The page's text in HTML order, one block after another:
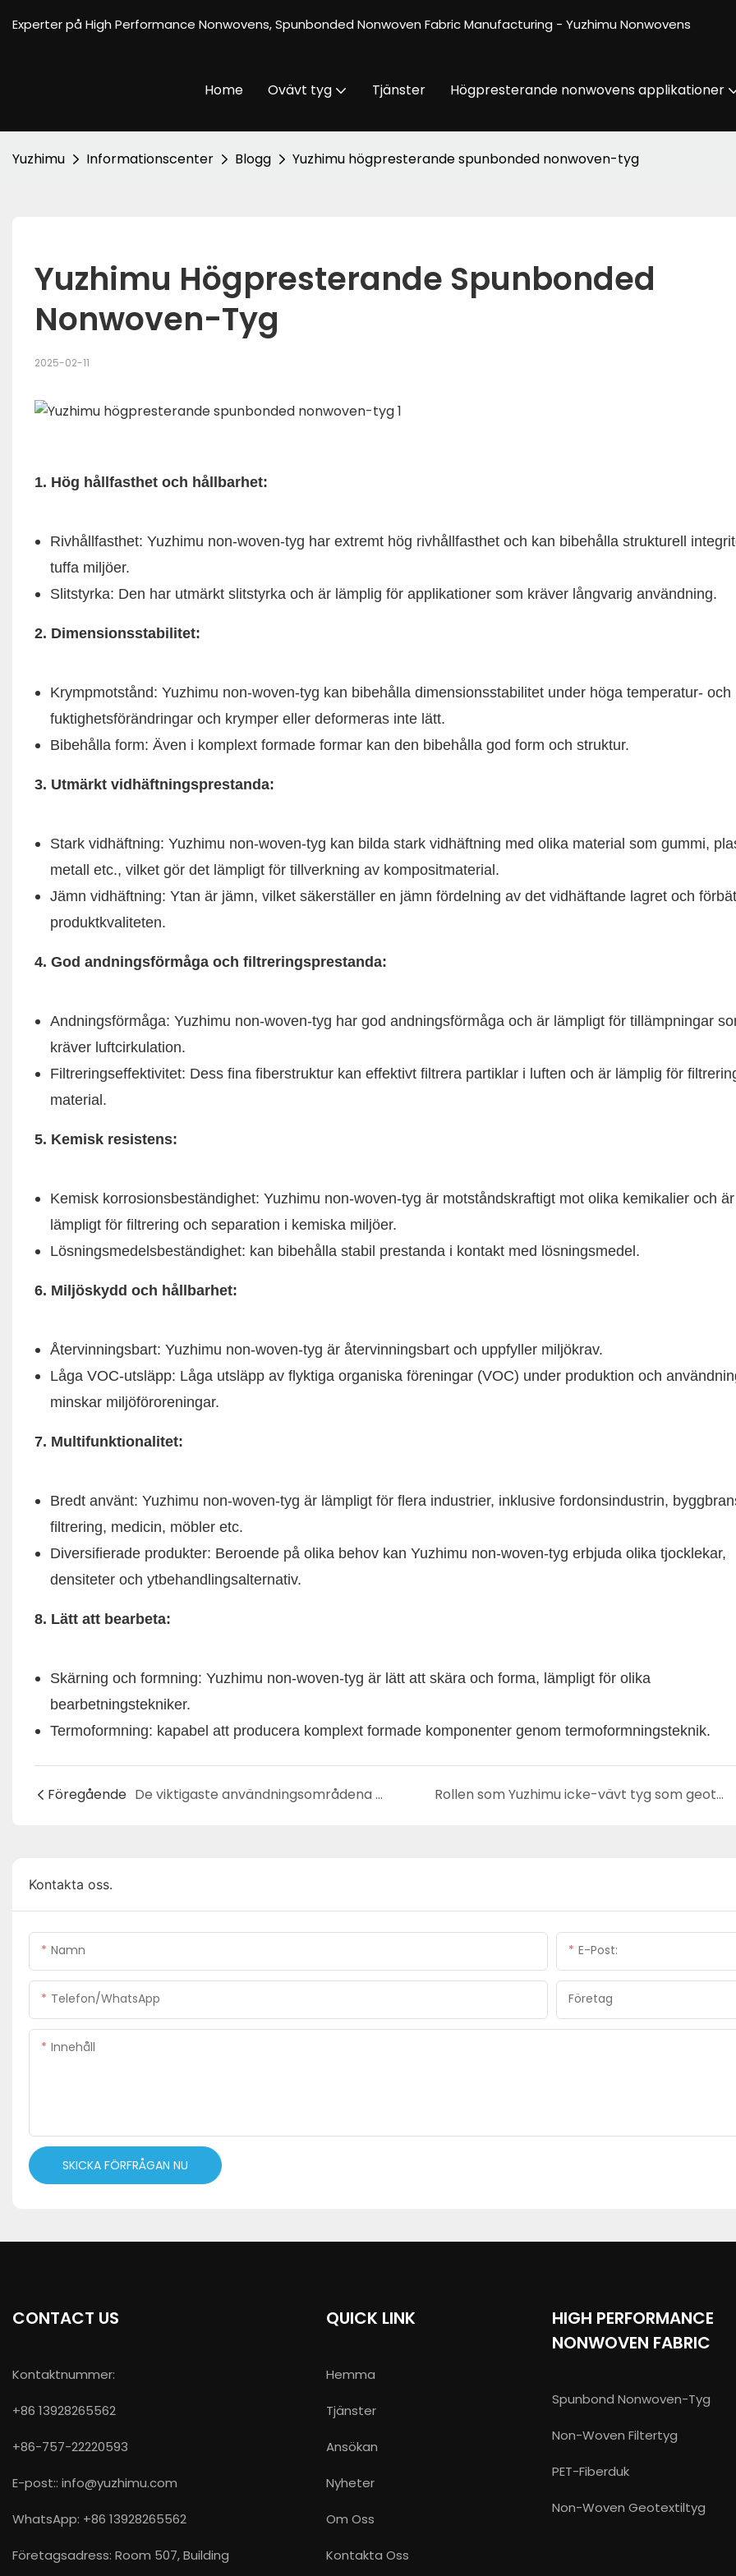
Experter på High Performance Nonwovens, Spunbonded Nonwoven Fabric Manufacturing - Yuzhimu Nonwovens
Home Ovävt tyg Tjänster Högpresterande nonwovens applikationer
Yuzhimu Informationscenter Blogg Yuzhimu högpresterande spunbonded nonwoven-tyg
Yuzhimu Högpresterande Spunbonded
Nonwoven-Tyg
2025-02-11
1. Hög hållfasthet och hållbarhet:
Rivhållfasthet: Yuzhimu non-woven-tyg har extremt hög rivhållfasthet och kan bibehålla strukturell
tuffa miljöer.
Slitstyrka: Den har utmärkt slitstyrka och är lämplig för applikationer som kräver långvarig användning.
2. Dimensionsstabilitet:
Krympmotstånd: Yuzhimu non-woven-tyg kan bibehålla dimensionsstabilitet under höga temperatur- och
fuktighetsförändringar och krymper eller deformeras inte lätt.
Bibehålla form: Även i komplext formade formar kan den bibehålla god form och struktur.
3. Utmärkt vidhäftningsprestanda:
Stark vidhäftning: Yuzhimu non-woven-tyg kan bilda stark vidhäftning med olika material som gummi,
metall etc., vilket gör det lämpligt för tillverkning av kompositmaterial.
Jämn vidhäftning: Ytan är jämn, vilket säkerställer en jämn fördelning av det vidhäftande lagret och
produktkvaliteten.
4. God andningsförmåga och filtreringsprestanda:
Andningsförmåga: Yuzhimu non-woven-tyg har god andningsförmåga och är lämpligt för tillämpningar
kräver luftcirkulation.
Filtreringseffektivitet: Dess fina fiberstruktur kan effektivt filtrera partiklar i luften och är lämplig för
material.
5. Kemisk resistens:
Kemisk korrosionsbeständighet: Yuzhimu non-woven-tyg är motståndskraftigt mot olika kemikalier och är
lämpligt för filtrering och separation i kemiska miljöer.
Lösningsmedelsbeständighet: kan bibehålla stabil prestanda i kontakt med lösningsmedel.
6. Miljöskydd och hållbarhet:
Återvinningsbart: Yuzhimu non-woven-tyg är återvinningsbart och uppfyller miljökrav.
Låga VOC-utsläpp: Låga utsläpp av flyktiga organiska föreningar (VOC) under produktion och
minskar miljöföroreningar.
7. Multifunktionalitet:
Bredt använt: Yuzhimu non-woven-tyg är lämpligt för flera industrier, inklusive fordonsindustrin,
filtrering, medicin, möbler etc.
Diversifierade produkter: Beroende på olika behov kan Yuzhimu non-woven-tyg erbjuda olika tjocklekar,
densiteter och ytbehandlingsalternativ.
8. Lätt att bearbeta:
Skärning och formning: Yuzhimu non-woven-tyg är lätt att skära och forma, lämpligt för olika
bearbetningstekniker.
Termoformning: kapabel att producera komplext formade komponenter genom termoformningsteknik.
Föregående De viktigaste användningsområdena och funktionerna för mattunderlag Rollen som Yuzhimu icke-vävt tyg som geotextil
Kontakta oss.
Namn E-Post:
Telefon/WhatsApp Företag
Innehåll
SKICKA FÖRFRÅGAN NU
CONTACT US
Kontaktnummer:
+86 13928265562
+86-757-22220593
E-post:: info@yuzhimu.com
WhatsApp: +86 13928265562
Företagsadress: Room 507, Building
QUICK LINK
Hemma
Tjänster
Ansökan
Nyheter
Om Oss
Kontakta Oss
HIGH PERFORMANCE
NONWOVEN FABRIC
Spunbond Nonwoven-Tyg
Non-Woven Filtertyg
PET-Fiberduk
Non-Woven Geotextiltyg